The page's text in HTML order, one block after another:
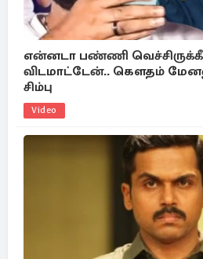
என்னடா பண்ணி
விடமாட்டேன்.. கௌதம்
சிம்பு
Video